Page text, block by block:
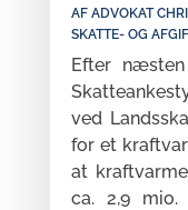
AF ADVOKAT
SKATTE- OG
Efter
ved
for et
at
ca. 2,9 mio.